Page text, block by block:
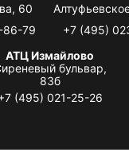
60
86-79
+7 (495)
АТЦ Измайлово
бульвар,
83б
(495) 021-25-26